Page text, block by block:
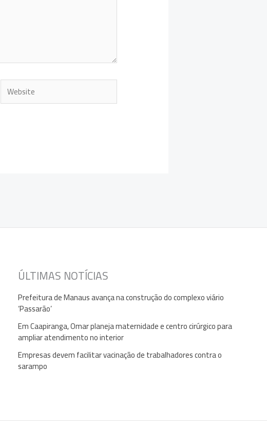
Website
ÚLTIMAS NOTÍCIAS
Prefeitura de Manaus avança na construção do complexo viário
‘Passarão’
Em Caapiranga, Omar planeja maternidade e centro cirúrgico para
ampliar atendimento no interior
Empresas devem facilitar vacinação de trabalhadores contra o
sarampo